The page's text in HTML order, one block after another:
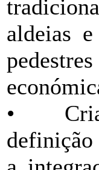
aldeias
•
definição